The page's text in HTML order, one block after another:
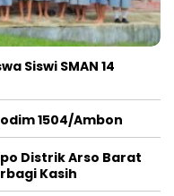
Siswi SMAN 14
1504/Ambon
Distrik Arso Barat
Kasih